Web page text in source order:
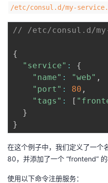
/etc/consul.d/my-
// /etc/consul.d/
{
"service" :
{
"name" : "web" ,
"port" : 80 ,
"tags" : [
}
}
在这个例子中，我们定义了一个
80，并添加了一个 “frontend” 的
使用以下命令注册服务：